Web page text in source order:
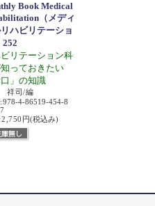
Book Medical
（メディ
ハビリテーショ
252
ビリテーション科
っておきたい
口」の知識
祥司/編
:978-4-86519-454-8
円(税込み)